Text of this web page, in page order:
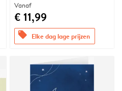
Vanaf
€ 11,99
offers Elke dag lage prijzen